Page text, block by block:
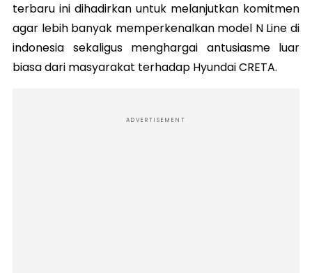
terbaru ini dihadirkan untuk melanjutkan komitmen
agar lebih banyak memperkenalkan model N Line di
indonesia sekaligus menghargai antusiasme luar
biasa dari masyarakat terhadap Hyundai CRETA.
ADVERTISEMENT